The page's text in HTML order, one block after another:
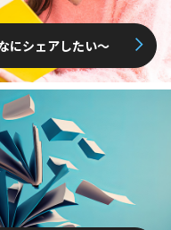
にシェアしたい〜